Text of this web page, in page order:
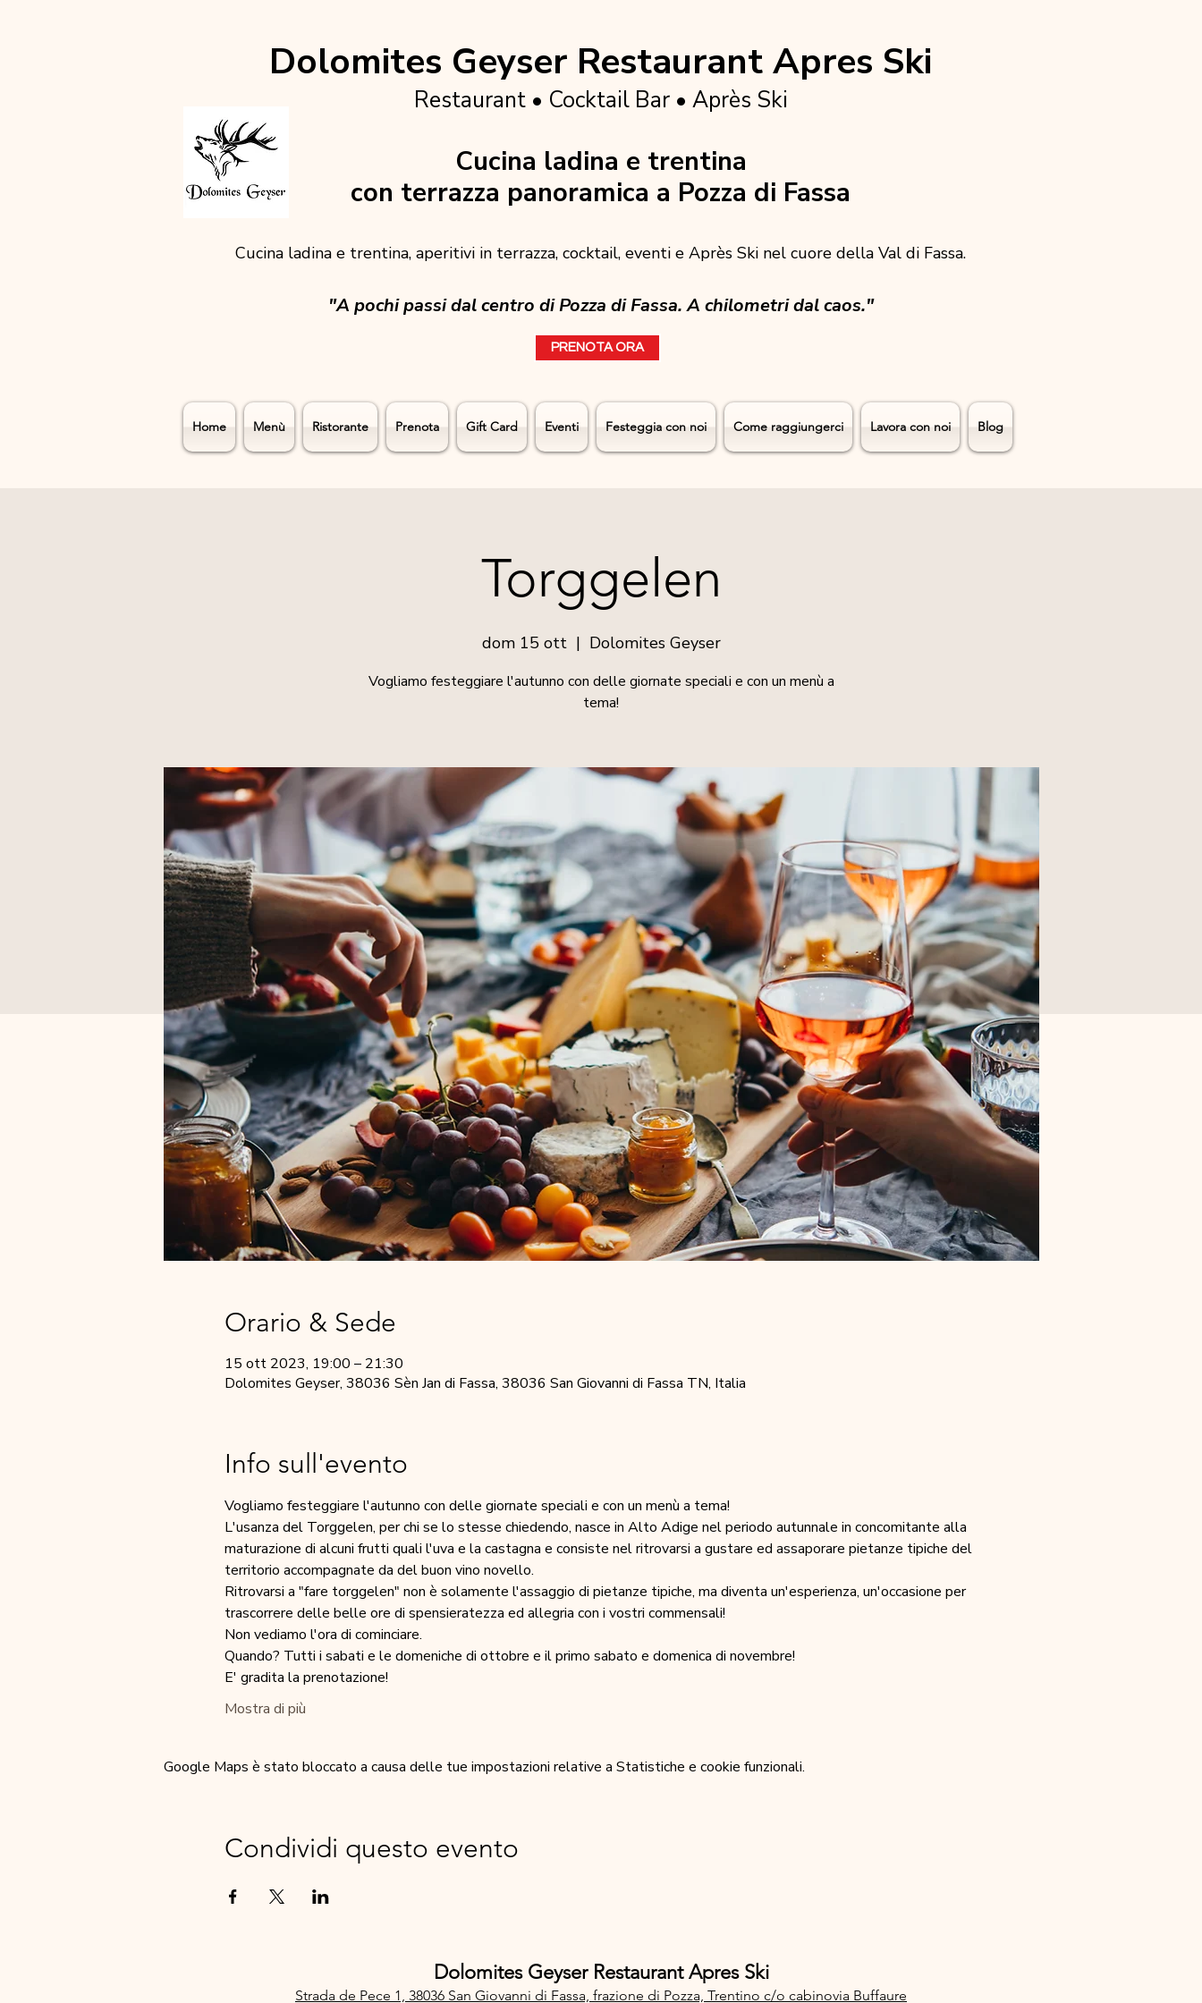
Dolomites Geyser Restaurant Apres Ski
Restaurant • Cocktail Bar • Après Ski
Cucina ladina e trentina
con terrazza panoramica a Pozza di Fassa
Cucina ladina e trentina, aperitivi in terrazza, cocktail, eventi e Après Ski nel cuore della Val di Fassa.
"A pochi passi dal centro di Pozza di Fassa. A chilometri dal caos."
PRENOTA ORA
Home Menù Ristorante Prenota Gift Card Eventi Festeggia con noi Come raggiungerci Lavora con noi Blog
Torggelen
dom 15 ott
  |
Dolomites Geyser
Vogliamo festeggiare l'autunno con delle giornate speciali e con un menù a
tema!
Orario & Sede
15 ott 2023, 19:00 – 21:30
Dolomites Geyser, 38036 Sèn Jan di Fassa, 38036 San Giovanni di Fassa TN, Italia
Info sull'evento
Vogliamo festeggiare l'autunno con delle giornate speciali e con un menù a tema!
L'usanza del Torggelen, per chi se lo stesse chiedendo, nasce in Alto Adige nel periodo autunnale in concomitante alla
maturazione di alcuni frutti quali l'uva e la castagna e consiste nel ritrovarsi a gustare ed assaporare pietanze tipiche del
territorio accompagnate da del buon vino novello.
Ritrovarsi a "fare torggelen" non è solamente l'assaggio di pietanze tipiche, ma diventa un'esperienza, un'occasione per
trascorrere delle belle ore di spensieratezza ed allegria con i vostri commensali!
Non vediamo l'ora di cominciare.
Quando? Tutti i sabati e le domeniche di ottobre e il primo sabato e domenica di novembre!
E' gradita la prenotazione!
Mostra di più
Google Maps è stato bloccato a causa delle tue impostazioni relative a Statistiche e cookie funzionali.
Condividi questo evento
Dolomites Geyser Restaurant Apres Ski
Strada de Pece 1, 38036 San Giovanni di Fassa, frazione di Pozza, Trentino c/o cabinovia Buffaure